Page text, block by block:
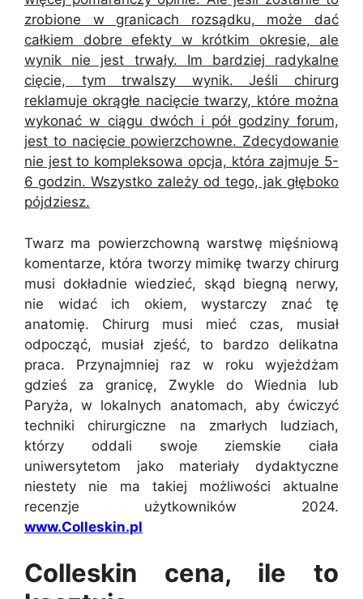
zrobione w granicach rozsądku, może dać
całkiem dobre efekty w krótkim okresie, ale
wynik nie jest trwały. Im bardziej radykalne
cięcie, tym trwalszy wynik. Jeśli chirurg
reklamuje okrągłe nacięcie twarzy, które można
wykonać w ciągu dwóch i pół godziny forum,
jest to nacięcie powierzchowne. Zdecydowanie
nie jest to kompleksowa opcja, która zajmuje 5-
6 godzin. Wszystko zależy od tego, jak głęboko
pójdziesz.
Twarz ma powierzchowną warstwę mięśniową
komentarze, która tworzy mimikę twarzy chirurg
musi dokładnie wiedzieć, skąd biegną nerwy,
nie widać ich okiem, wystarczy znać tę
anatomię. Chirurg musi mieć czas, musiał
odpocząć, musiał zjeść, to bardzo delikatna
praca. Przynajmniej raz w roku wyjeżdżam
gdzieś za granicę, Zwykle do Wiednia lub
Paryża, w lokalnych anatomach, aby ćwiczyć
techniki chirurgiczne na zmarłych ludziach,
którzy oddali swoje ziemskie ciała
uniwersytetom jako materiały dydaktyczne
niestety nie ma takiej możliwości aktualne
recenzje użytkowników 2024.
www.Colleskin.pl
Colleskin cena, ile to